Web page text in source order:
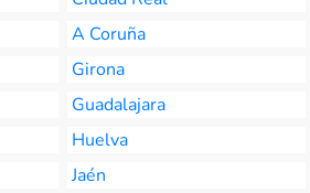
A Coruña
Girona
Guadalajara
Huelva
Jaén